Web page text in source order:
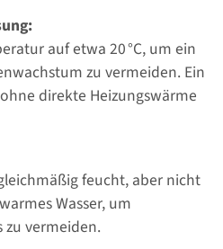
auf etwa 20 °C, um ein
zu vermeiden. Ein
direkte Heizungswärme
feucht, aber nicht
Wasser, um
vermeiden.